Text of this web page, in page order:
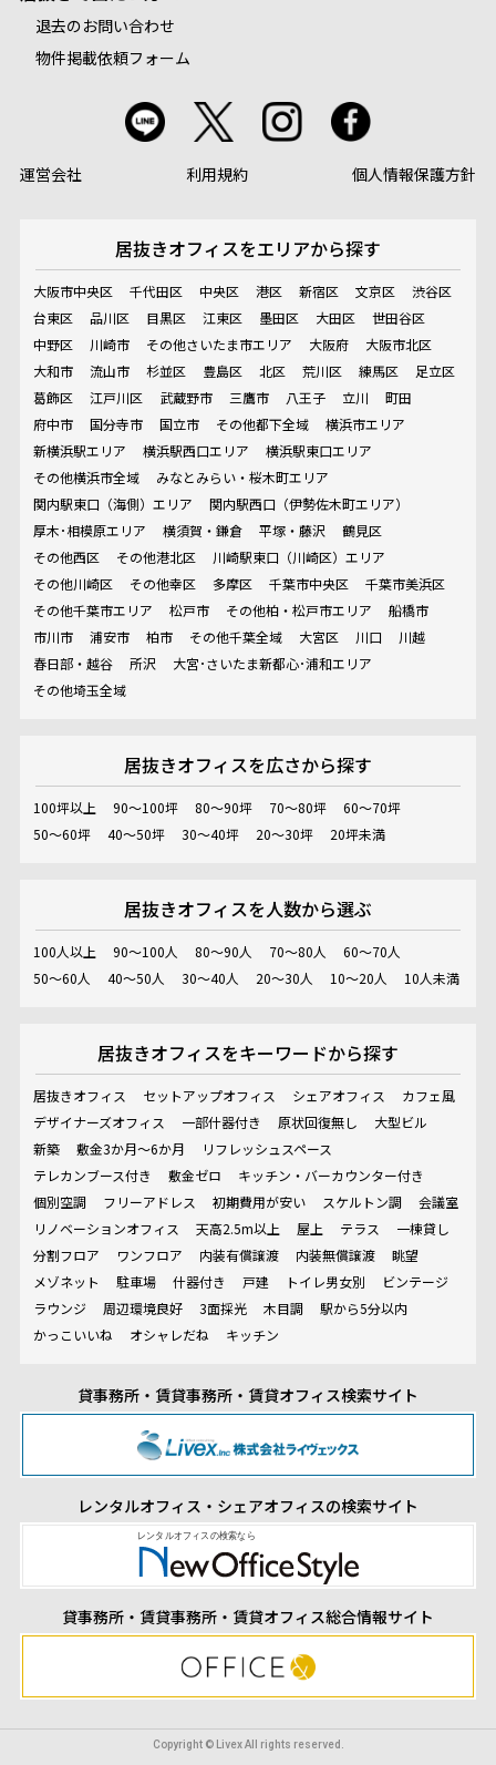
退去のお問い合わせ
物件掲載依頼フォーム
運営会社 利用規約 個人情報保護方針
居抜きオフィスをエリアから探す
大阪市中央区 千代田区 中央区 港区 新宿区 文京区
渋谷区
台東区
品川区 目黒区 江東区 墨田区 大田区
世田谷区
中野区
川崎市 その他さいたま市エリア 大阪府
大阪市北区
大和市
流山市 杉並区 豊島区 北区 荒川区 練馬区
足立区
葛飾区
江戸川区 武蔵野市 三鷹市 八王子 立川
町田
府中市
国分寺市 国立市 その他都下全域
横浜市エリア
新横浜駅エリア
横浜駅西口エリア
横浜駅東口エリア
その他横浜市全域
みなとみらい・桜木町エリア
関内駅東口（海側）エリア
関内駅西口（伊勢佐木町エリア）
厚木･相模原エリア
横須賀・鎌倉 平塚・藤沢
鶴見区
その他西区
その他港北区
川崎駅東口（川崎区）エリア
その他川崎区
その他幸区 多摩区 千葉市中央区
千葉市美浜区
その他千葉市エリア
松戸市 その他柏・松戸市エリア
船橋市
市川市
浦安市 柏市 その他千葉全域 大宮区 川口
川越
春日部・越谷
所沢
大宮･さいたま新都心･浦和エリア
その他埼玉全域
居抜きオフィスを広さから探す
100坪以上 90～100坪 80～90坪 70～80坪
60～70坪
50～60坪
40～50坪 30～40坪 20～30坪 20坪未満
居抜きオフィスを人数から選ぶ
100人以上 90～100人 80～90人 70～80人
60～70人
50～60人
40～50人 30～40人 20～30人 10～20人 10人未満
居抜きオフィスをキーワードから探す
居抜きオフィス セットアップオフィス シェアオフィス
カフェ風
デザイナーズオフィス
一部什器付き 原状回復無し
大型ビル
新築
敷金3か月～6か月
リフレッシュスペース
テレカンブース付き
敷金ゼロ
キッチン・バーカウンター付き
個別空調
フリーアドレス 初期費用が安い スケルトン調
会議室
リノベーションオフィス
天高2.5m以上 屋上 テラス
一棟貸し
分割フロア
ワンフロア 内装有償譲渡 内装無償譲渡
眺望
メゾネット
駐車場 什器付き 戸建 トイレ男女別
ビンテージ
ラウンジ
周辺環境良好 3面採光 木目調
駅から5分以内
かっこいいね
オシャレだね キッチン
貸事務所・賃貸事務所・賃貸オフィス検索サイト
レンタルオフィス・シェアオフィスの検索サイト
貸事務所・賃貸事務所・賃貸オフィス総合情報サイト
Copyright © Livex All rights reserved.